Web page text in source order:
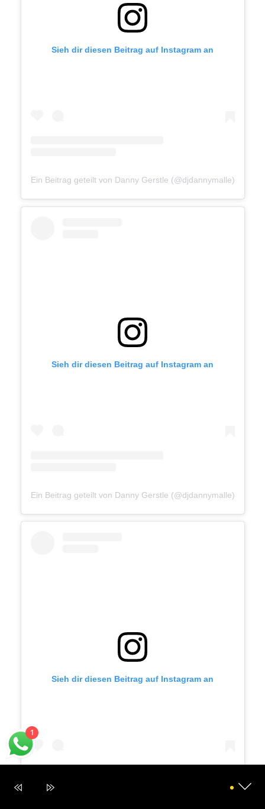
Sieh dir diesen Beitrag auf Instagram an
Ein Beitrag geteilt von Danny Gerstle (@djdannymalle)
Sieh dir diesen Beitrag auf Instagram an
Ein Beitrag geteilt von Danny Gerstle (@djdannymalle)
Sieh dir diesen Beitrag auf Instagram an
1